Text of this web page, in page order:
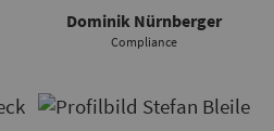
Dominik Nürnberger
Compliance